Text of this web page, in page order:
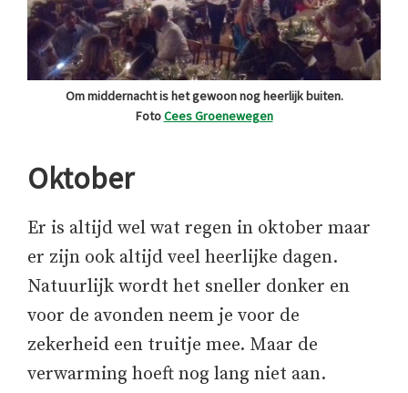
Om middernacht is het gewoon nog heerlijk buiten.
FotoCees Groenewegen
Oktober
Er is altijd wel wat regen in oktober maar
er zijn ook altijd veel heerlijke dagen.
Natuurlijk wordt het sneller donker en
voor de avonden neem je voor de
zekerheid een truitje mee. Maar de
verwarming hoeft nog lang niet aan.